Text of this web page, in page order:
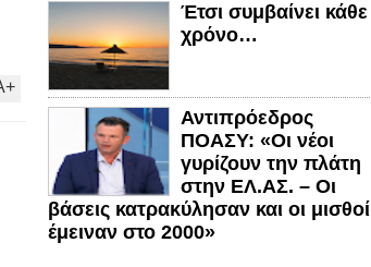
+
Έτσι συμβαίνει κάθε
χρόνο…
Αντιπρόεδρος
ΠΟΑΣΥ: «Οι νέοι
γυρίζουν την πλάτη
στην ΕΛ.ΑΣ. – Οι
βάσεις κατρακύλησαν και οι μισθοί
έμειναν στο 2000»